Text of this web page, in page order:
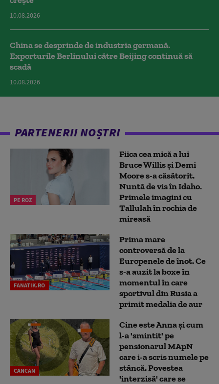
10.08.2026
China se desprinde de industria germană.
Exporturile Berlinului către Beijing continuă să
scadă
10.08.2026
PARTENERII NOȘTRI
PE ROZ
Fiica cea mică a lui
Bruce Willis și Demi
Moore s-a căsătorit.
Nuntă de vis în Idaho.
Primele imagini cu
Tallulah în rochia de
mireasă
FANATIK.RO
Prima mare
controversă de la
Europenele de înot. Ce
s-a auzit la boxe în
momentul în care
sportivul din Rusia a
primit medalia de aur
CANCAN
Cine este Anna și cum
l-a 'smintit' pe
pensionarul MApN
care i-a scris numele pe
stâncă. Povestea
'interzisă' care se